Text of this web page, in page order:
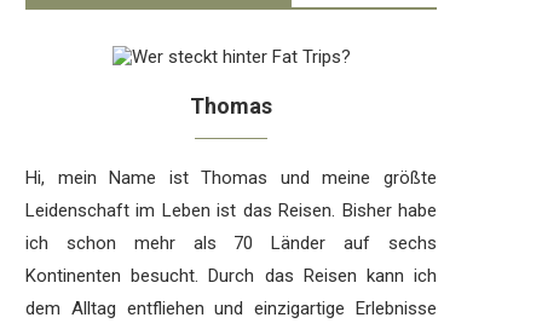
Thomas
Hi, mein Name ist Thomas und meine größte
Leidenschaft im Leben ist das Reisen. Bisher habe
ich schon mehr als 70 Länder auf sechs
Kontinenten besucht. Durch das Reisen kann ich
dem Alltag entfliehen und einzigartige Erlebnisse